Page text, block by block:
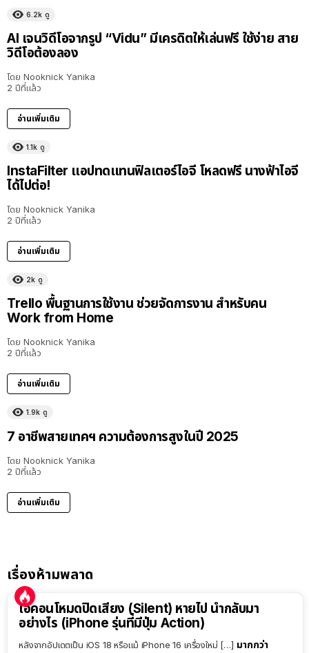
6.2k ดู
AI เจนวิดีโอจากรูป “Vidu” มีเครดิตให้เล่นฟรี ใช้ง่าย สาย
วิดีโอต้องลอง
โดย Nooknick Yanika
2 ปีที่แล้ว
อ่านเพิ่มเติม
1.1k ดู
InstaFilter แอปทดแทนฟิลเตอร์ไอจี โหลดฟรี นางฟ้าไอจี
ได้ไปต่อ!
โดย Nooknick Yanika
2 ปีที่แล้ว
อ่านเพิ่มเติม
2k ดู
Trello พื้นฐานการใช้งาน ช่วยจัดการงาน สำหรับคน
Work from Home
โดย Nooknick Yanika
2 ปีที่แล้ว
อ่านเพิ่มเติม
1.9k ดู
7 อาชีพสายเทคฯ ความต้องการสูงในปี 2025
โดย Nooknick Yanika
2 ปีที่แล้ว
อ่านเพิ่มเติม
เรื่องห้ามพลาด
ไอคอนโหมดปิดเสียง (Silent) หายไป นำกลับมา
อย่างไร (iPhone รุ่นที่มีปุ่ม Action)
หลังจากอัปเดตเป็น iOS 18 หรือแม้ iPhone 16 เครื่องใหม่ […] มากกว่า